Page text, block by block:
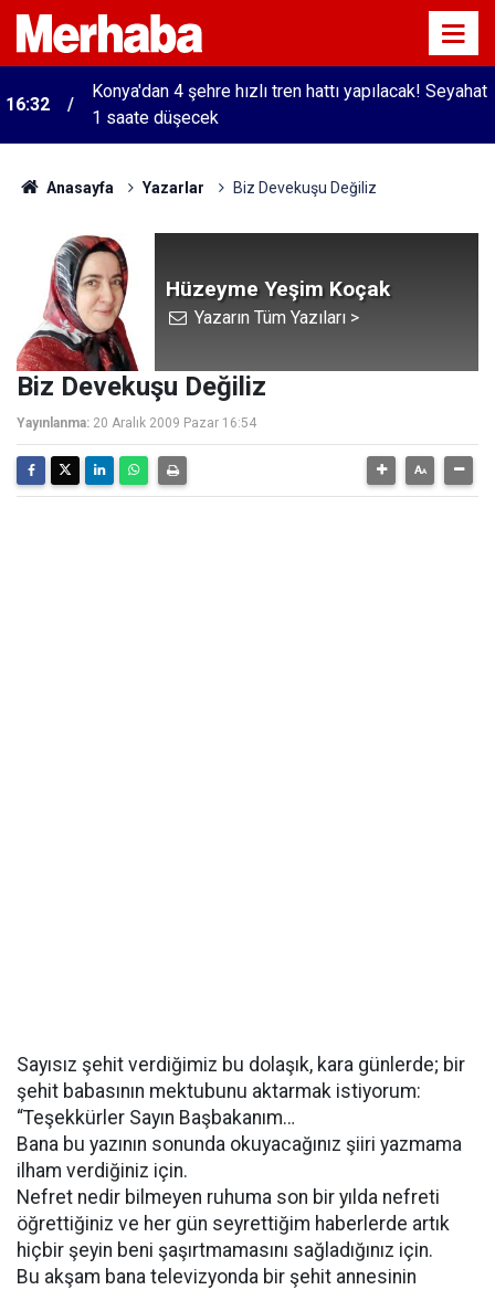
16:32
Konya'dan 4 şehre hızlı tren hattı yapılacak! Seyahat
1 saate düşecek
Anasayfa Yazarlar Biz Devekuşu Değiliz
Hüzeyme Yeşim Koçak
Yazarın Tüm Yazıları >
Biz Devekuşu Değiliz
Yayınlanma: 20 Aralık 2009 Pazar 16:54
Sayısız şehit verdiğimiz bu dolaşık, kara günlerde; bir
şehit babasının mektubunu aktarmak istiyorum:
“Teşekkürler Sayın Başbakanım…
Bana bu yazının sonunda okuyacağınız şiiri yazmama
ilham verdiğiniz için.
Nefret nedir bilmeyen ruhuma son bir yılda nefreti
öğrettiğiniz ve her gün seyrettiğim haberlerde artık
hiçbir şeyin beni şaşırtmamasını sağladığınız için.
Bu akşam bana televizyonda bir şehit annesinin